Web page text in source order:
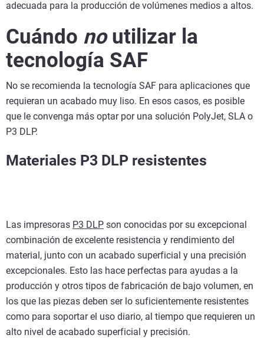
adecuada para la producción de volúmenes medios a altos.
Cuándo noutilizar la
tecnología SAF
No se recomienda la tecnología SAF para aplicaciones que
requieran un acabado muy liso. En esos casos, es posible
que le convenga más optar por una solución PolyJet, SLA o
P3 DLP.
Materiales P3 DLP resistentes
Las impresoras P3 DLP son conocidas por su excepcional
combinación de excelente resistencia y rendimiento del
material, junto con un acabado superficial y una precisión
excepcionales. Esto las hace perfectas para ayudas a la
producción y otros tipos de fabricación de bajo volumen, en
los que las piezas deben ser lo suficientemente resistentes
como para soportar el uso diario, al tiempo que requieren un
alto nivel de acabado superficial y precisión.